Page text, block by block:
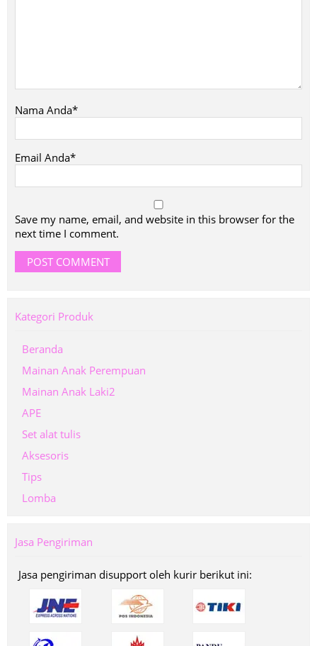
Nama Anda*
Email Anda*
Save my name, email, and website in this browser for the
next time I comment.
Kategori Produk
Beranda
Mainan Anak Perempuan
Mainan Anak Laki2
APE
Set alat tulis
Aksesoris
Tips
Lomba
Jasa Pengiriman
Jasa pengiriman disupport oleh kurir berikut ini: